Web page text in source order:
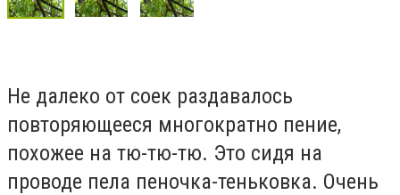
Не далеко от соек раздавалось
повторяющееся многократно пение,
похожее на тю-тю-тю. Это сидя на
проводе пела пеночка-теньковка. Очень